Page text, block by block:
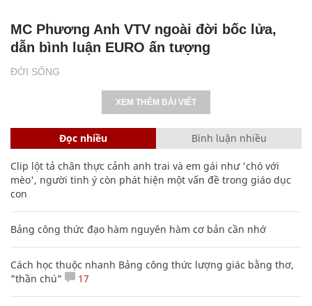
ĐỜI SỐNG
MC Phương Anh VTV ngoài đời bốc lửa,
dẫn bình luận EURO ấn tượng
XEM THÊM BÀI VIẾT
Đọc nhiều Bình luận nhiều
Clip lột tả chân thực cảnh anh trai và em gái như 'chó với
mèo', người tinh ý còn phát hiện một vấn đề trong giáo dục
con
Bảng công thức đạo hàm nguyên hàm cơ bản cần nhớ
Cách học thuộc nhanh Bảng công thức lượng giác bằng thơ,
"thần chú"
17